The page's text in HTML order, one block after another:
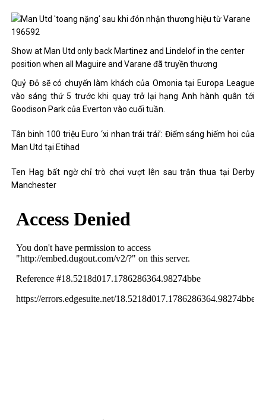
Show at Man Utd only back Martinez and Lindelof in the center
position when all Maguire and Varane đã truyền thương
Quỷ Đỏ sẽ có chuyến làm khách của Omonia tại Europa League
vào sáng thứ 5 trước khi quay trở lại hạng Anh hành quân tới
Goodison Park của Everton vào cuối tuần.
Tân binh 100 triệu Euro ‘xi nhan trái trái’: Điểm sáng hiếm hoi của
Man Utd tại Etihad
Ten Hag bất ngờ chỉ trò chơi vượt lên sau trận thua tại Derby
Manchester